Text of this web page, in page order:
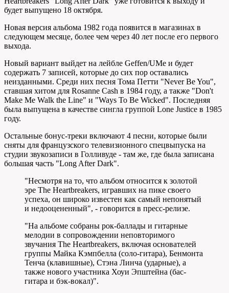
будет выпущено 18 октября.
Новая версия альбома 1982 года появится в магазинах в
следующем месяце, более чем через 40 лет после его первого
выхода.
Новый вариант выйдет на лейбле Geffen/UMe и будет
содержать 7 записей, которые до сих пор оставались
неизданными. Среди них песня Тома Петти "Never Be You",
ставшая хитом для Rosanne Cash в 1984 году, а также "Don't
Make Me Walk the Line" и "Ways To Be Wicked". Последняя
была выпущена в качестве сингла группой Lone Justice в 1985
году.
Остальные бонус-треки включают 4 песни, которые были
сняты для французского телевизионного спецвыпуска на
студии звукозаписи в Голливуде - там же, где была записана
большая часть "Long After Dark".
"Несмотря на то, что альбом относится к золотой
эре The Heartbreakers, игравших на пике своего
успеха, он широко известен как самый непонятый
и недооцененный", - говорится в пресс-релизе.
"На альбоме собраны рок-баллады и гитарные
мелодии в сопровождении неповторимого
звучания The Heartbreakers, включая основателей
группы Майка Кэмпбелла (соло-гитара), Бенмонта
Тенча (клавишные), Стэна Линча (ударные), а
также нового участника Хоуи Эпштейна (бас-
гитара и бэк-вокал)".